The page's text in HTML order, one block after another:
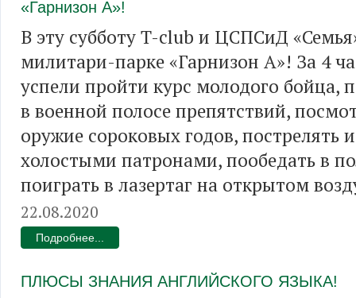
«Гарнизон А»!
В эту субботу T-club и ЦСПСиД
милитари-парке «Гарнизон А»! За 4
успели пройти курс молодого бойца,
в военной полосе препятствий,
оружие сороковых годов, пострелять
холостыми патронами, пообедать в
поиграть в лазертаг на открытом
22.08.2020
Подробнее...
ПЛЮСЫ ЗНАНИЯ АНГЛИЙСКОГО ЯЗЫКА!